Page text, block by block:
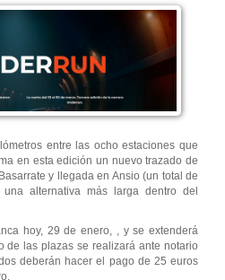
entre las ocho estaciones que
en esta edición un nuevo trazado de
y llegada en Ansio (un total de
una alternativa más larga dentro del
hoy, 29 de enero, , y se extenderá
de las plazas se realizará ante notario
deberán hacer el pago de 25 euros